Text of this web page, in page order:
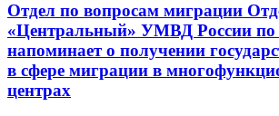
Отдел по вопросам миграции
«Центральный» УМВД России по
напоминает о получении
в сфере миграции в
центрах